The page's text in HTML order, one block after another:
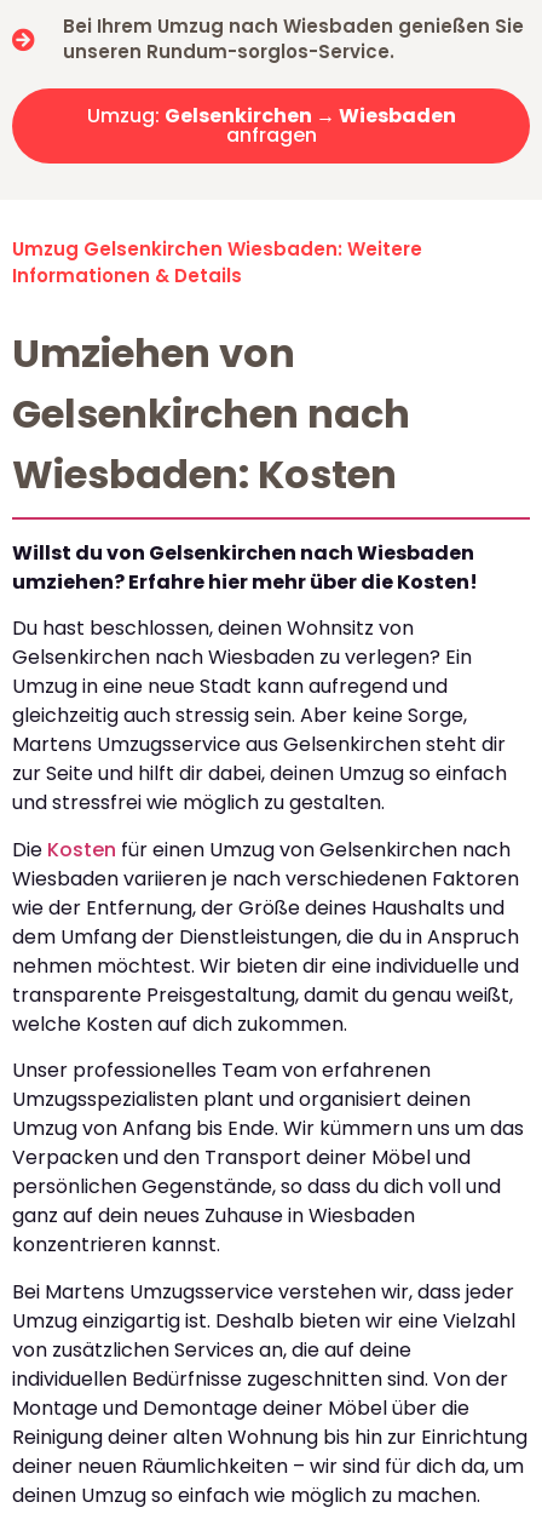
Bei Ihrem Umzug nach Wiesbaden genießen Sie
unseren Rundum-sorglos-Service.
Umzug: Gelsenkirchen → Wiesbaden
anfragen
Umzug Gelsenkirchen Wiesbaden: Weitere
Informationen & Details
Umziehen von
Gelsenkirchen nach
Wiesbaden: Kosten
Willst du von Gelsenkirchen nach Wiesbaden
umziehen? Erfahre hier mehr über die Kosten!
Du hast beschlossen, deinen Wohnsitz von
Gelsenkirchen nach Wiesbaden zu verlegen? Ein
Umzug in eine neue Stadt kann aufregend und
gleichzeitig auch stressig sein. Aber keine Sorge,
Martens Umzugsservice aus Gelsenkirchen steht dir
zur Seite und hilft dir dabei, deinen Umzug so einfach
und stressfrei wie möglich zu gestalten.
Die Kosten für einen Umzug von Gelsenkirchen nach
Wiesbaden variieren je nach verschiedenen Faktoren
wie der Entfernung, der Größe deines Haushalts und
dem Umfang der Dienstleistungen, die du in Anspruch
nehmen möchtest. Wir bieten dir eine individuelle und
transparente Preisgestaltung, damit du genau weißt,
welche Kosten auf dich zukommen.
Unser professionelles Team von erfahrenen
Umzugsspezialisten plant und organisiert deinen
Umzug von Anfang bis Ende. Wir kümmern uns um das
Verpacken und den Transport deiner Möbel und
persönlichen Gegenstände, so dass du dich voll und
ganz auf dein neues Zuhause in Wiesbaden
konzentrieren kannst.
Bei Martens Umzugsservice verstehen wir, dass jeder
Umzug einzigartig ist. Deshalb bieten wir eine Vielzahl
von zusätzlichen Services an, die auf deine
individuellen Bedürfnisse zugeschnitten sind. Von der
Montage und Demontage deiner Möbel über die
Reinigung deiner alten Wohnung bis hin zur Einrichtung
deiner neuen Räumlichkeiten – wir sind für dich da, um
deinen Umzug so einfach wie möglich zu machen.